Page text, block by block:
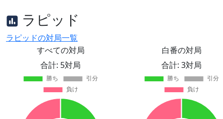
ラピッド
ラピッドの対局一覧
すべての対局
合計: 5対局
白番の対局
合計: 3対局